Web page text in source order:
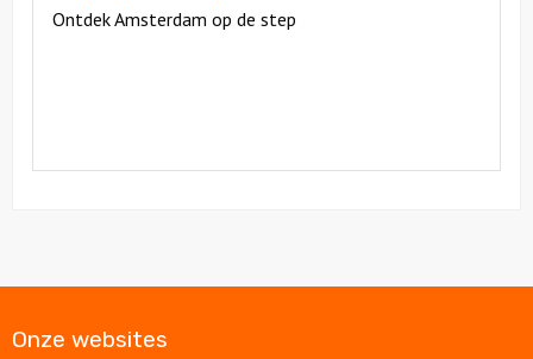
Ontdek Amsterdam op de step
Onze websites